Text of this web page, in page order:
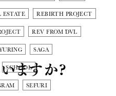
ESTATE REBIRTH PROJECT
REV FROM DVL
SAGA
SCHOOL
SEFURI
ますか?